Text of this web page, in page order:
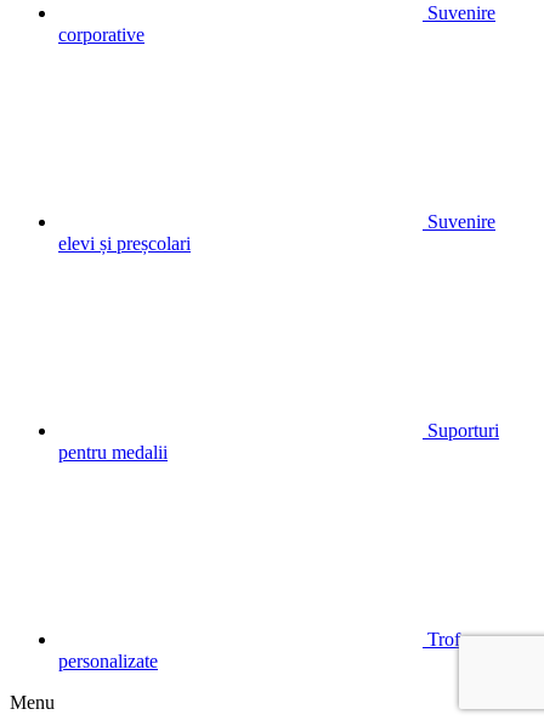
Suvenire
corporative
Suvenire
elevi și preșcolari
Suporturi
pentru medalii
Trofee
personalizate
Menu